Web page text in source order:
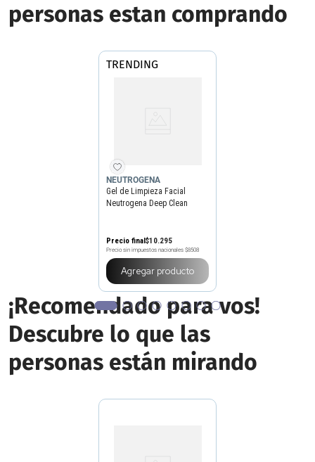
personas estan comprando
TRENDING
NEUTROGENA
Gel de Limpieza Facial
Neutrogena Deep Clean
Precio final$10.295
Precio sin impuestos nacionales $8508
Agregar producto
¡Recomendado para vos!
Descubre lo que las
personas están mirando